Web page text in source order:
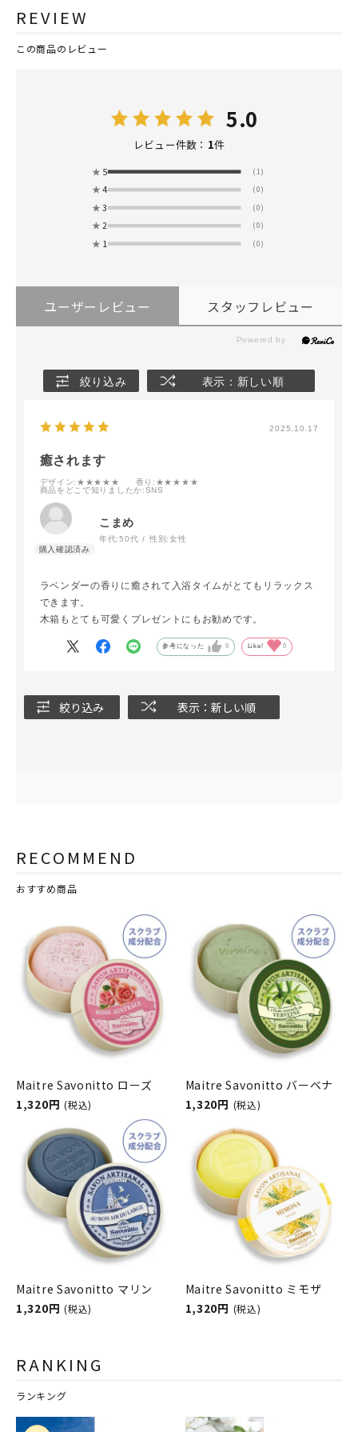
REVIEW
この商品のレビュー
5.0
レビュー件数： 1件
★ 5 (1)
★ 4 (0)
★ 3 (0)
★ 2 (0)
★ 1 (0)
ユーザーレビュー スタッフレビュー
絞り込み 表示：新しい順
2025.10.17
癒されます
デザイン:★★★★★ 香り :★★★★★
商品をどこで知りましたか:SNS
こまめ
年代:50代 性別:女性
ラベンダーの香りに癒されて入浴タイムがとてもリラックス
できます。
木箱もとても可愛くプレゼントにもお勧めです。
参考になった 0 Like! 0
絞り込み 表示：新しい順
RECOMMEND
おすすめ商品
Maitre Savonitto ローズ
1,320円 (税込)
Maitre Savonitto バーベナ
1,320円 (税込)
Maitre Savonitto マリン
1,320円 (税込)
Maitre Savonitto ミモザ
1,320円 (税込)
RANKING
ランキング